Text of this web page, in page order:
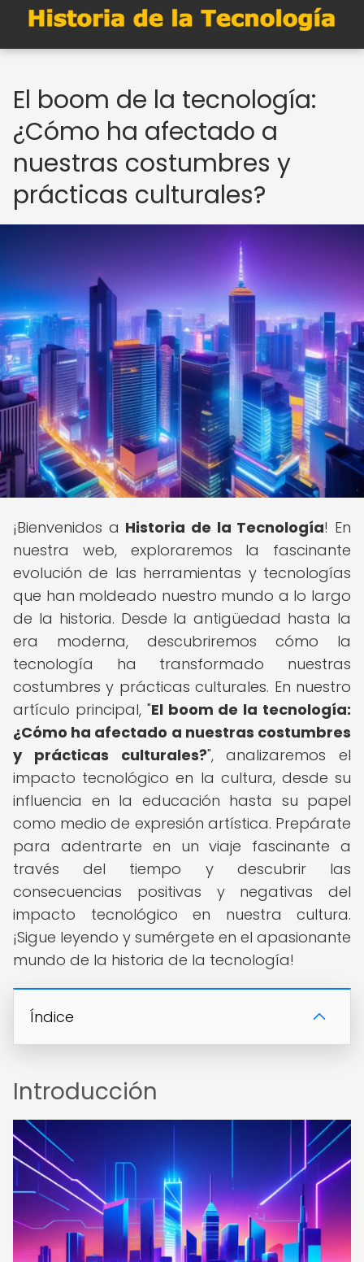
El boom de la tecnología:
¿Cómo ha afectado a
nuestras costumbres y
prácticas culturales?
¡Bienvenidos a Historia de la Tecnología! En
nuestra web, exploraremos la fascinante
evolución de las herramientas y tecnologías
que han moldeado nuestro mundo a lo largo
de la historia. Desde la antigüedad hasta la
era moderna, descubriremos cómo la
tecnología ha transformado nuestras
costumbres y prácticas culturales. En nuestro
artículo principal, "El boom de la tecnología:
¿Cómo ha afectado a nuestras costumbres
y prácticas culturales?", analizaremos el
impacto tecnológico en la cultura, desde su
influencia en la educación hasta su papel
como medio de expresión artística. Prepárate
para adentrarte en un viaje fascinante a
través del tiempo y descubrir las
consecuencias positivas y negativas del
impacto tecnológico en nuestra cultura.
¡Sigue leyendo y sumérgete en el apasionante
mundo de la historia de la tecnología!
Índice
Introducción